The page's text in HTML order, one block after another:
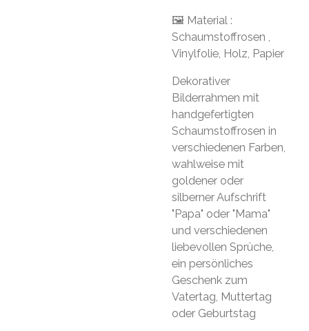
🖼 Material :
Schaumstoffrosen ,
Vinylfolie, Holz, Papier
Dekorativer
Bilderrahmen mit
handgefertigten
Schaumstoffrosen in
verschiedenen Farben,
wahlweise mit
goldener oder
silberner Aufschrift
"Papa" oder "Mama"
und verschiedenen
liebevollen Sprüche,
ein persönliches
Geschenk zum
Vatertag, Muttertag
oder Geburtstag